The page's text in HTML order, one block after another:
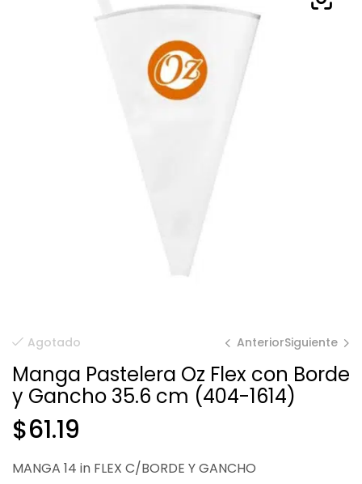
Agotado Anterior
$46.62
Siguiente
$1.00
Manga Pastelera Oz Flex con Borde
y Gancho 35.6 cm (404-1614)
$61.19
MANGA 14 in FLEX C/BORDE Y GANCHO